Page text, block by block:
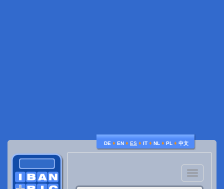
DE ♦ EN ♦ ES ♦ IT ♦ NL ♦ PL ♦ 中文
Toggle
navigation